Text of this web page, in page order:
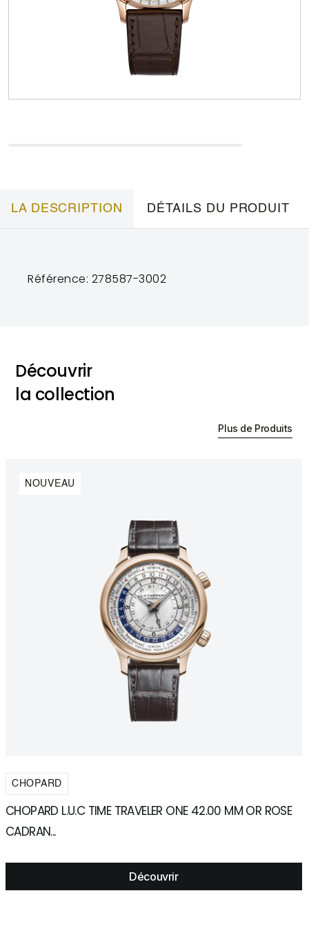
LA DESCRIPTION DÉTAILS DU PRODUIT
Référence: 278587-3002
Découvrir
la collection
Plus de Produits
CHOPARD
CHOPARD L.U.C TIME TRAVELER ONE 42.00 MM OR ROSE
CADRAN...
Découvrir
NOUVEAU